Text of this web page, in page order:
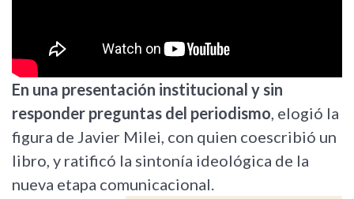
En una presentación institucional y sin
responder preguntas del periodismo, elogió la
figura de Javier Milei, con quien coescribió un
libro, y ratificó la sintonía ideológica de la
nueva etapa comunicacional.